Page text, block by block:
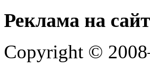
Реклама на
Copyright ©